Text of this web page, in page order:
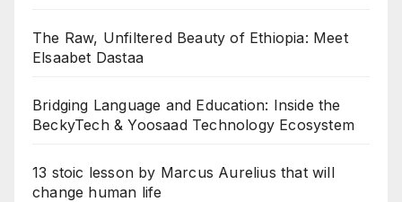
The Raw, Unfiltered Beauty of Ethiopia: Meet
Elsaabet Dastaa
Bridging Language and Education: Inside the
BeckyTech & Yoosaad Technology Ecosystem
13 stoic lesson by Marcus Aurelius that will
change human life